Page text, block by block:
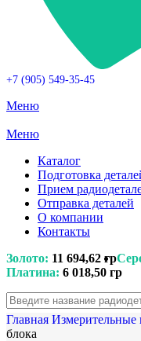
+7 (905) 549-35-45
Меню
Меню
Каталог
Подготовка
Прием
Отправка деталей
О компании
Контакты
Золото: 11 694,62 гр
Платина: 6 018,50 гр
Главная Измерительные
блока